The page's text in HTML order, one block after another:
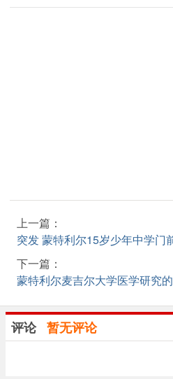
上一篇：
突发 蒙特利尔15岁少年中学门
下一篇：
蒙特利尔麦吉尔大学医学研究
评论 暂无评论